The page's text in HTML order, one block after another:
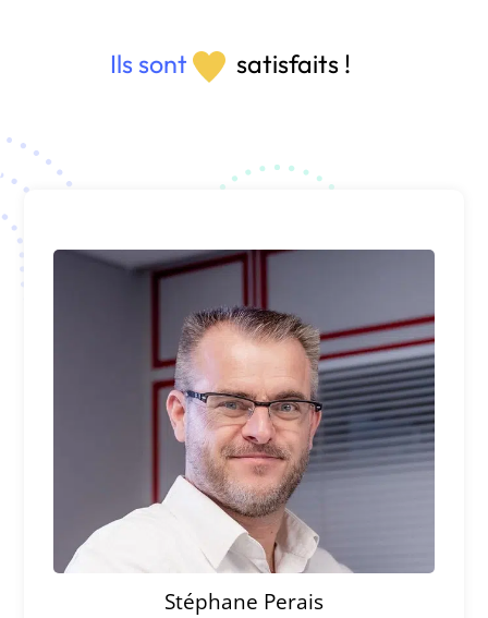
Ils sont satisfaits !
Stéphane Perais